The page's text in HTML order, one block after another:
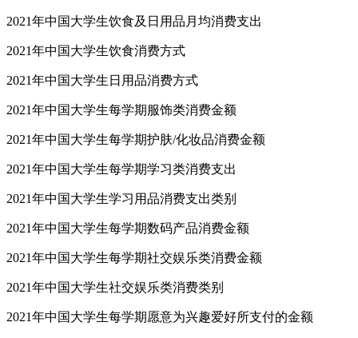
2021年中国大学生饮食及日用品月均消费支出
2021年中国大学生饮食消费方式
2021年中国大学生日用品消费方式
2021年中国大学生每学期服饰类消费金额
2021年中国大学生每学期护肤/化妆品消费金额
2021年中国大学生每学期学习类消费支出
2021年中国大学生学习用品消费支出类别
2021年中国大学生每学期数码产品消费金额
2021年中国大学生每学期社交娱乐类消费金额
2021年中国大学生社交娱乐类消费类别
2021年中国大学生每学期愿意为兴趣爱好所支付的金额